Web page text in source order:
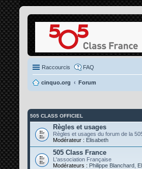
Raccourcis FAQ
cinquo.org Forum
505 CLASS OFFICIEL
Règles et usages
Règles et usages du forum de la
Modérateur : Elisabeth
505 Class France
L'association Française
Modérateurs : Philippe Blanchard